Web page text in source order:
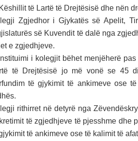
të Lartë të Drejtësisë dhe nën
Zgjedhor i Gjykatës së Apelit,
së Kuvendit të dalë nga
e zgjedhjeve.
i kolegjit bëhet menjëherë
të Drejtësisë jo më vonë se 45
të gjykimit të ankimeve ose
rithirret në detyrë nga
të zgjedhjeve të pjesshme dhe
të ankimeve ose të kalimit të